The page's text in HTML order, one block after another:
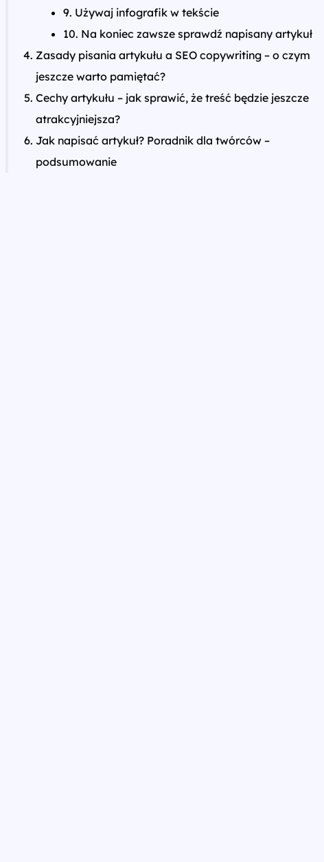
9. Używaj infografik w tekście
10. Na koniec zawsze sprawdź napisany artykuł
Zasady pisania artykułu a SEO copywriting – o czym
jeszcze warto pamiętać?
Cechy artykułu – jak sprawić, że treść będzie jeszcze
atrakcyjniejsza?
Jak napisać artykuł? Poradnik dla twórców –
podsumowanie